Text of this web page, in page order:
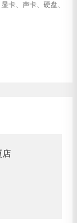
卡、声卡、硬盘、
店